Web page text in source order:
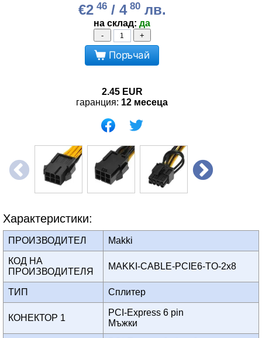
€2 46/ 4 80лв.
на склад: да
- +
Поръчай
2.45 EUR
гаранция: 12 месеца
Характеристики:
ПРОИЗВОДИТЕЛ Makki
КОД НА
ПРОИЗВОДИТЕЛЯ
MAKKI-CABLE-PCIE6-TO-2x8
ТИП Сплитер
КОНЕКТОР 1
PCI-Express 6 pin
Мъжки